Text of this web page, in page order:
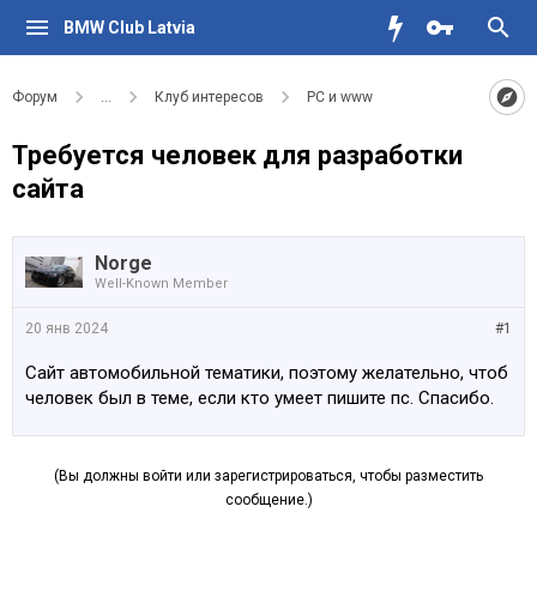
BMW Club Latvia
Форум ... Клуб интересов PC и www
Требуется человек для разработки
сайта
Norge
Well-Known Member
#1
20 янв 2024
Сайт автомобильной тематики, поэтому желательно, чтоб
человек был в теме, если кто умеет пишите пс. Спасибо.
(Вы должны войти или зарегистрироваться, чтобы разместить
сообщение.)